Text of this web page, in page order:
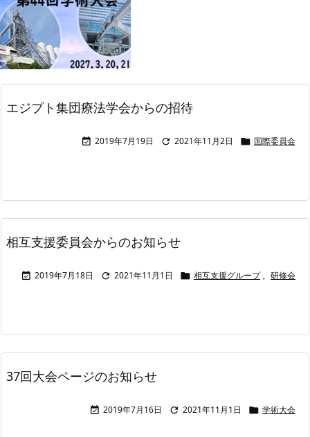
エジプト集団療法学会からの招待
 2019年7月19日  2021年11月2日  国際委員会
相互支援委員会からのお知らせ
 2019年7月18日  2021年11月1日  相互支援グループ , 研修会
37回大会ページのお知らせ
 2019年7月16日  2021年11月1日  学術大会